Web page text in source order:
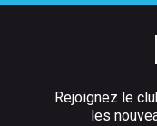
Rejoignez le
les